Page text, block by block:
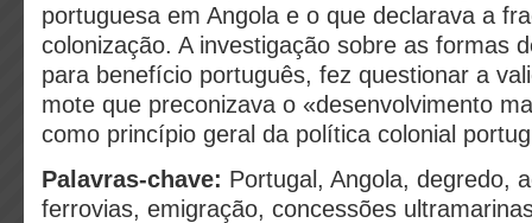
portuguesa em Angola e o que declarava a
colonização. A investigação sobre as formas
para benefício português, fez questionar a
mote que preconizava o «desenvolvimento
como princípio geral da política colonial
Palavras-chave: Portugal, Angola, degredo,
ferrovias, emigração, concessões